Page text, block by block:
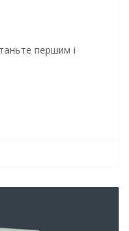
першим і